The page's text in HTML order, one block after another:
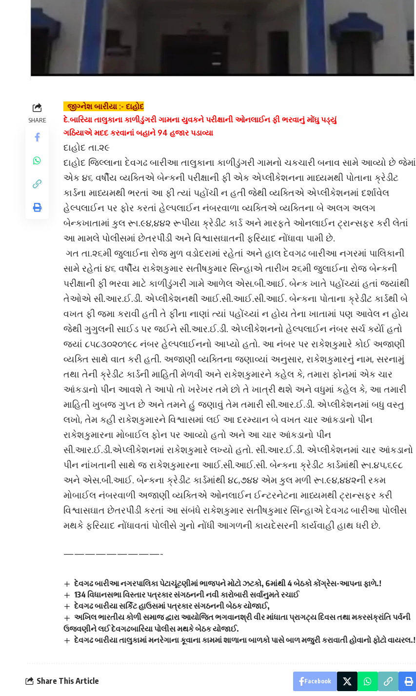
SHARE
જીગ્નેશ બારીયા :- દાહોદ
દે.બારિયા તાલુકાના કાળીડુંગરી ગામના યુવકને પરીક્ષાની ઓનલાઈન ફી ભરવાનું મોંઘુ પડ્યું
ગઠિયાએ મદદ કરવાનાં બહાને 94 હજાર પડાવ્યા
દાહોદ તા.૨૯
દાહોદ જિલ્લાના દેવગઢ બારીઆ તાલુકાના કાળીડુંગરી ગામનો ચકચારી બનાવ સામે આવ્યો છે જેમાં
એક ૪૬ વર્ષીય વ્યક્તિએ બેન્કની પરીક્ષાની ફી એક એપ્લીકેશનના માધ્યમથી પોતાના ક્રેડીટ
કાર્ડના માધ્યમથી ભરતાં આ ફી ત્યાં પહોંચી ન હતી જેથી વ્યક્તિએ એપ્લીકેશનમાં દર્શાવેલ
હેલ્પલાઈન પર ફોર કરતાં હેલ્પલાઈન નંબરવાળા વ્યક્તિએ વ્યક્તિના બે અલગ અલગ
બેન્કખાતામાં કુલ રૂા.૯૪,૪૪૨ રૂપીયા ક્રેડીટ કાર્ડ અને મારફતે ઓનલાઈન ટ્રાન્સફર કરી લેતાં
આ મામલે પોલીસમાં છેતરપીંડી અને વિશ્વાસઘાતની ફરિયાદ નોંધાવા પામી છે.
ગત તા.૨૬મી જુલાઈના રોજ મુળ વડોદરામાં રહેતાં અને હાલ દેવગઢ બારીઆ નગરમાં પાલિકાની
સામે રહેતાં ૪૬ વર્ષીય રાકેશકુમાર સતીષકુમાર સિન્હાએ તારીખ ૨૬મી જુલાઈના રોજ બેન્કની
પરીક્ષાની ફી ભરવા માટે કાળીડુંગરી ગામે આળેલ એસ.બી.આઈ. બેન્ક ખાતે પહોંચ્યાં હતાં જ્યાંથી
તેઓએ સી.આર.ઈ.ડી. એપ્લીકેશનથી આઈ.સી.આઈ.સી.આઈ. બેન્કના પોતાના ક્રેડીટ કાર્ડથી બે
વખત ફી જમા કરાવી હતી તે ફીના નાણાં ત્યાં પહોંચ્યાં ન હોય તેના ખાતામાં પણ આવેલ ન હોય
જેથી ગુગુલની સાઈડ પર જઈને સી.આર.ઈ.ડી. એપ્લીકેશનનો હેલ્પલાઈન નંબર સર્ચ કર્યાે હતો
જ્યાં ૮૫૮૩૦૨૦૧૯૮ નંબર હેલ્પલાઈનનો આપ્યો હતો. આ નંબર પર રાકેશકુમારે કોઈ અજાણી
વ્યક્તિ સાથે વાત કરી હતી. અજાણી વ્યક્તિના જણાવ્યાં અનુસાર, રાકેશકુમારનું નામ, સરનામું
તથા તેની ક્રેડીટ કાર્ડની માહિતી મેળવી અને રાકેશકુમારને કહેલ કે, તમારા ફોનમાં એક ચાર
આંકડાનો પીન આવશે તે આપો તો ખરેખર તમે છો તે ખાત્રી થશે અને વધુમાં કહેલ કે, આ તમારી
માહિતી ખુબજ ગુપ્ત છે અને તમને હું જણાવું તેમ તમારી સી.આર.ઈ.ડી. એપ્લીકેશનમાં બધુ વસ્તુ
લખો, તેમ કહી રાકેશકુમારને વિશ્વાસમાં લઈ આ દરમ્યાન બે વખત ચાર આંકડાનો પીન
રાકેશકુમારના મોબાઈલ ફોન પર આવ્યો હતો અને આ ચાર આંકડાનો પીન
સી.આર.ઈ.ડી.એપ્લીકેશનમાં રાકેશકુમારે લખ્યો હતો. સી.આર.ઈ.ડી. એપ્લીકેશનમાં ચાર આંકડાનો
પીન નાંખતાની સાથે જ રાકેશકુમારના આઈ.સી.આઈ.સી. બેન્કના ક્રેડીટ કાર્ડમાંથી રૂા.૪૫,૬૯૮
અને એસ.બી.આઈ. બેન્કના ક્રેડીટ કાર્ડમાંથી ૪૮,૭૪૪ એમ કુલ મળી રૂા.૯૪,૪૪૨ની રકમ
મોબાઈલ નંબરવાળી અજાણી વ્યક્તિએ ઓનલાઈન ઈન્ટરનેટના માધ્યમથી ટ્રાન્સફર કરી
વિશ્વાસઘાત છેતરપીંડી કરતાં આ સંબંધે રાકેશકુમાર સતીષકુમાર સિંન્હાએ દેવગઢ બારીઆ પોલીસ
મથકે ફરિયાદ નોંધાવતાં પોલીસે ગુનો નોંધી આગળની કાયદેસરની કાર્યવાહી હાથ ધરી છે.
—————————-
દેવગઢ બારીઆ નગરપાલિકા પેટાચૂંટણીમાં ભાજપને મોટો ઝટકો, 6માંથી 4 બેઠકો કોંગ્રેસ-આપના ફાળે.!
134 વિધાનસભા વિસ્તાર પત્રકાર સંગઠનની નવી કારોબારી સર્વાનુમતે રચાઈ
દેવગઢ બારીયા સર્કિટ હાઉસમાં પત્રકાર સંગઠનની બેઠક યોજાઈ,
અખિલ ભારતીય કોળી સમાજ દ્વારા આયોજિત ભગવાનશ્રી વીર માંધાતા પ્રાગટ્ય દિવસ તથા મકરસંક્રાંતિ પર્વની
ઉજવણીને લઈ દેવગઢબારિયા પોલીસ મથકે બેઠક યોજાઈ.
દેવગઢ બારીયા તાલુકામાં મનરેગાના કૂવાના કામમાં શાળાના બાળકો પાસે બાળ મજુરી કરાવાતી હોવાનો ફોટો વાયરલ.!
Share This Article Facebook